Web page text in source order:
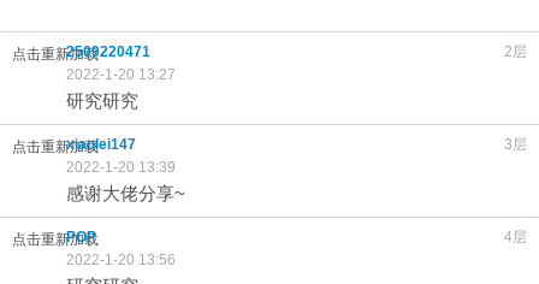
点击重新加载 2层
2509220471
2022-1-20 13:27
研究研究
点击重新加载 3层
xiaolei147
2022-1-20 13:39
感谢大佬分享~
点击重新加载 4层
POP
2022-1-20 13:56